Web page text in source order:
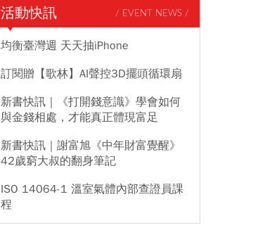
活動快訊 / EVENT NEWS /
均衡臺灣週 天天抽iPhone
訂閱贈【歌林】AI聲控3D擺頭循環扇
新書快訊｜《打開錢意識》學會如何
與金錢相處，才能真正體現富足
新書快訊｜謝富旭《中年財富覺醒》
42歲窮大叔的翻身筆記
ISO 14064-1 溫室氣體內部查證員課
程